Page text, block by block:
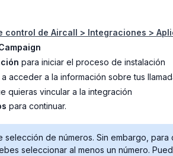
control de Aircall > Integraciones >
para iniciar el proceso de instalación
acceder a la información sobre tus
quieras vincular a la integración
para continuar.
selección de números. Sin embargo, para
seleccionar al menos un número.